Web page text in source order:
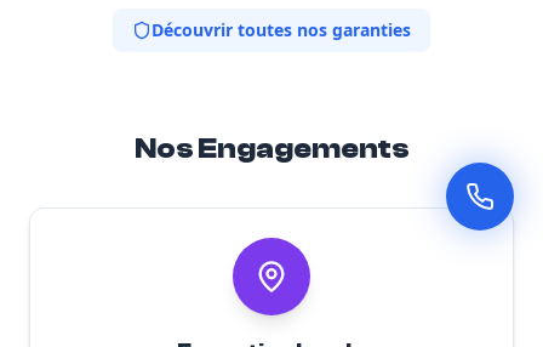
Découvrir toutes nos garanties
Nos Engagements